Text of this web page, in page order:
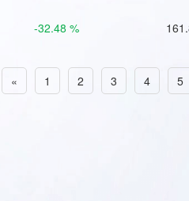
-32.48 %
« 1 2 3 4 5